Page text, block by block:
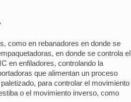
como en rebanadores en donde se
en donde se controla el
en enfiladores, controlando la
que alimentan un proceso
para controlar el movimiento
o el movimiento inverso, como